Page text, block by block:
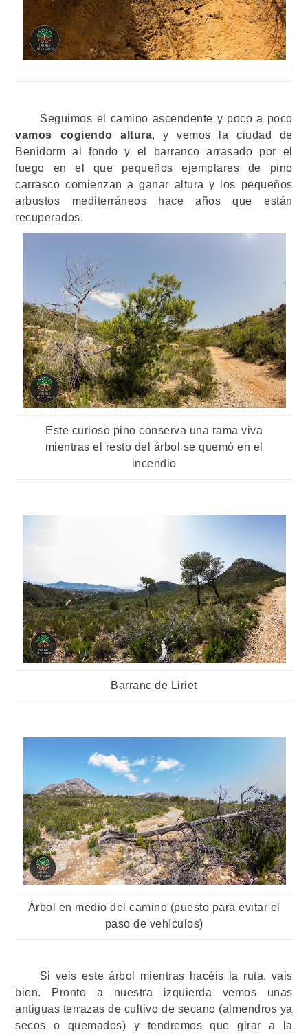
Seguimos el camino ascendente y poco a poco
vamos cogiendo altura, y vemos la ciudad de
Benidorm al fondo y el barranco arrasado por el
fuego en el que pequeños ejemplares de pino
carrasco comienzan a ganar altura y los pequeños
arbustos mediterráneos hace años que están
recuperados.
Este curioso pino conserva una rama viva
mientras el resto del árbol se quemó en el
incendio
Barranc de Liriet
Árbol en medio del camino (puesto para evitar el
paso de vehículos)
Si veis este árbol mientras hacéis la ruta, vais
bien. Pronto a nuestra izquierda vemos unas
antiguas terrazas de cultivo de secano (almendros ya
secos o quemados) y tendremos que girar a la